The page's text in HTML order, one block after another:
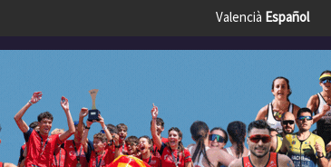
Valencià Español